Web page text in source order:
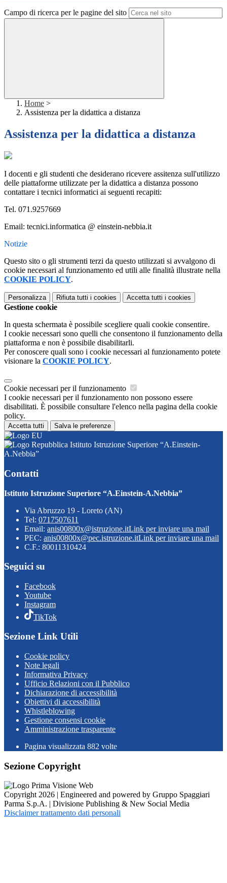
Campo di ricerca per le pagine del sito
Home >
Assistenza per la didattica a distanza
Assistenza per la didattica a distanza
I docenti e gli studenti che desiderano ricevere assitenza sull'utilizzo
delle piattaforme utilizzate per la didattica a distanza possono
contattare i tecnici informatici ai seguenti recapiti:
Tel. 071.9257669
Email: tecnici.informatica @ einstein-nebbia.it
Notizie
Questo sito o gli strumenti terzi da questo utilizzati si avvalgono di
cookie necessari al funzionamento ed utili alle finalità illustrate nella
COOKIE POLICY.
Personalizza Rifiuta tutti i cookies Accetta tutti i cookies
Gestione cookie
In questa schermata è possibile scegliere quali cookie consentire.
I cookie necessari sono quelli che consentono il funzionamento della
piattaforma e non è possibile disabilitarli.
Per conoscere quali sono i cookie necessari al funzionamento potete
visionare la COOKIE POLICY.
Cookie necessari per il funzionamento
I cookie necessari per il funzionamento non possono essere
disabilitati. È possibile consultare l'elenco nella pagina della cookie
policy.
Accetta tutti Salva le preferenze
Istituto Istruzione Superiore “A.Einstein-
A.Nebbia”
Contatti
Istituto Istruzione Superiore “A.Einstein-A.Nebbia”
Via Abruzzo 19 - Loreto (AN)
Tel: 0717507611
Email: anis00800x@istruzione.itLink per inviare una mail
PEC: anis00800x@pec.istruzione.itLink per inviare una mail
C.F.: 80011310424
Seguici su
Facebook
Youtube
Instagram
TikTok
Sezione Link Utili
Cookie policy
Note legali
Informativa Privacy
Ufficio Relazioni con il Pubblico
Dichiarazione di accessibilità
Obiettivi di accessibilità
Whistleblowing
Gestione consensi cookie
Amministrazione trasparente
Pagina visualizzata 882 volte
Sezione Copyright
Copyright 2026 | Engineered and powered by Gruppo Spaggiari
Parma S.p.A. | Divisione Publishing & New Social Media
Disclaimer trattamento dati personali